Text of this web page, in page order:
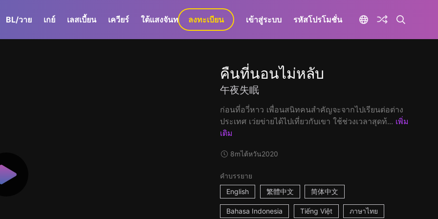
BL/วาย เกย์ เลสเบี้ยน เควียร์ ใต้แสงจันทร์ GaLa+
ลงทะเบียน เข้าสู่ระบบ รหัสโปรโมชั่น
คืนที่นอนไม่หลับ
午夜失眠
ก่อนที่อวี่หาว เพื่อนสนิทคนสำคัญจะจากไปเรียนต่อต่าง
ประเทศ เว่ยข่ายได้ไปเที่ยวกับเขา ใช้ช่วงเวลาสุดท้... เพิ่ม
เติม
8mไต้หวัน2020
คำบรรยาย
English
繁體中文 简体中文
Bahasa Indonesia Tiếng Việt ภาษาไทย